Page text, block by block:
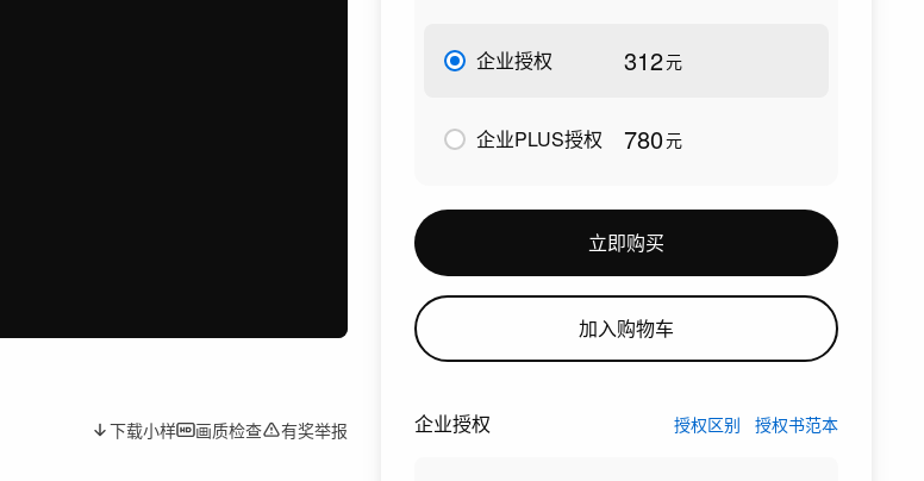
下载小样 画质检查 有奖举报
企业授权 312元
企业PLUS授权 780元
立即购买
加入购物车
企业授权 授权区别 授权书范本